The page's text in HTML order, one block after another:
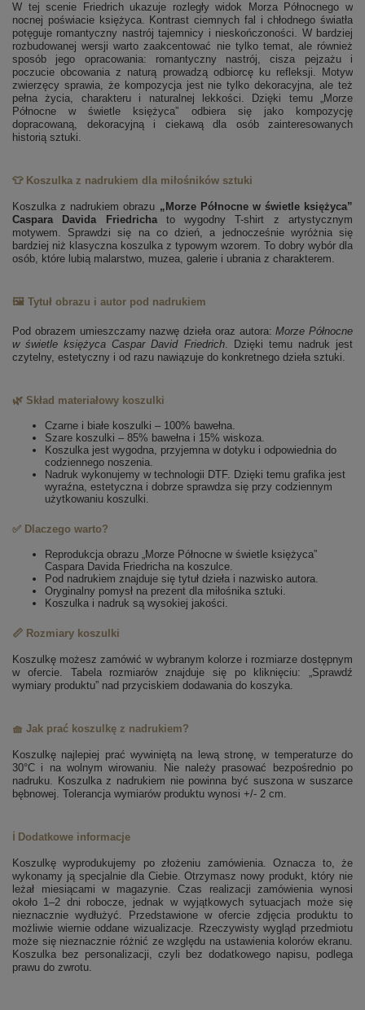
W tej scenie Friedrich ukazuje rozległy widok Morza Północnego w
nocnej poświacie księżyca. Kontrast ciemnych fal i chłodnego światła
potęguje romantyczny nastrój tajemnicy i nieskończoności. W bardziej
rozbudowanej wersji warto zaakcentować nie tylko temat, ale również
sposób jego opracowania: romantyczny nastrój, cisza pejzażu i
poczucie obcowania z naturą prowadzą odbiorcę ku refleksji. Motyw
zwierzęcy sprawia, że kompozycja jest nie tylko dekoracyjna, ale też
pełna życia, charakteru i naturalnej lekkości. Dzięki temu „Morze
Północne w świetle księżyca” odbiera się jako kompozycję
dopracowaną, dekoracyjną i ciekawą dla osób zainteresowanych
historią sztuki.
👕 Koszulka z nadrukiem dla miłośników sztuki
Koszulka z nadrukiem obrazu „Morze Północne w świetle księżyca”
Caspara Davida Friedrichato wygodny T-shirt z artystycznym
motywem. Sprawdzi się na co dzień, a jednocześnie wyróżnia się
bardziej niż klasyczna koszulka z typowym wzorem. To dobry wybór dla
osób, które lubią malarstwo, muzea, galerie i ubrania z charakterem.
🖼️ Tytuł obrazu i autor pod nadrukiem
Pod obrazem umieszczamy nazwę dzieła oraz autora:Morze Północne
w świetle księżyca Caspar David Friedrich. Dzięki temu nadruk jest
czytelny, estetyczny i od razu nawiązuje do konkretnego dzieła sztuki.
🌿 Skład materiałowy koszulki
Czarne i białe koszulki – 100% bawełna.
Szare koszulki – 85% bawełna i 15% wiskoza.
Koszulka jest wygodna, przyjemna w dotyku i odpowiednia do
codziennego noszenia.
Nadruk wykonujemy w technologii DTF. Dzięki temu grafika jest
wyraźna, estetyczna i dobrze sprawdza się przy codziennym
użytkowaniu koszulki.
✅ Dlaczego warto?
Reprodukcja obrazu „Morze Północne w świetle księżyca”
Caspara Davida Friedricha na koszulce.
Pod nadrukiem znajduje się tytuł dzieła i nazwisko autora.
Oryginalny pomysł na prezent dla miłośnika sztuki.
Koszulka i nadruk są wysokiej jakości.
📏 Rozmiary koszulki
Koszulkę możesz zamówić w wybranym kolorze i rozmiarze dostępnym
w ofercie. Tabela rozmiarów znajduje się po kliknięciu: „Sprawdź
wymiary produktu” nad przyciskiem dodawania do koszyka.
🧺 Jak prać koszulkę z nadrukiem?
Koszulkę najlepiej prać wywiniętą na lewą stronę, w temperaturze do
30°C i na wolnym wirowaniu. Nie należy prasować bezpośrednio po
nadruku. Koszulka z nadrukiem nie powinna być suszona w suszarce
bębnowej. Tolerancja wymiarów produktu wynosi +/- 2 cm.
ℹ️ Dodatkowe informacje
Koszulkę wyprodukujemy po złożeniu zamówienia. Oznacza to, że
wykonamy ją specjalnie dla Ciebie. Otrzymasz nowy produkt, który nie
leżał miesiącami w magazynie. Czas realizacji zamówienia wynosi
około 1–2 dni robocze, jednak w wyjątkowych sytuacjach może się
nieznacznie wydłużyć. Przedstawione w ofercie zdjęcia produktu to
możliwie wiernie oddane wizualizacje. Rzeczywisty wygląd przedmiotu
może się nieznacznie różnić ze względu na ustawienia kolorów ekranu.
Koszulka bez personalizacji, czyli bez dodatkowego napisu, podlega
prawu do zwrotu.